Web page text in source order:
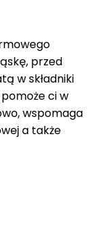
przed
w składniki
ci w
wspomaga
a także